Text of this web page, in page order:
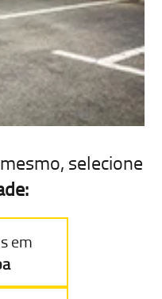
selecione
em